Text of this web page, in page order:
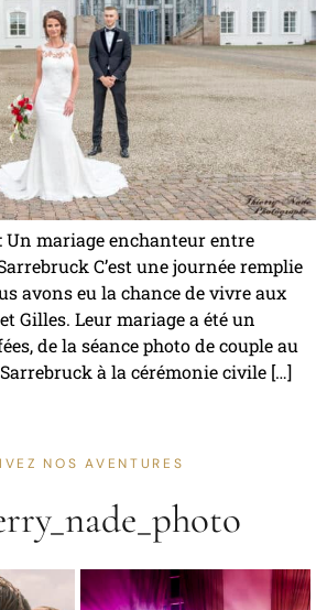
Un mariage enchanteur entre
C’est une journée remplie
avons eu la chance de vivre aux
Gilles. Leur mariage a été un
de la séance photo de couple au
à la cérémonie civile […]
NOS AVENTURES